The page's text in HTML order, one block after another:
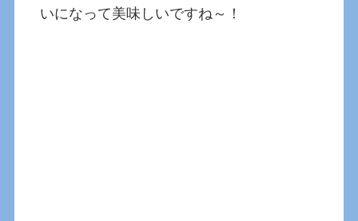
いになって美味しいですね～！